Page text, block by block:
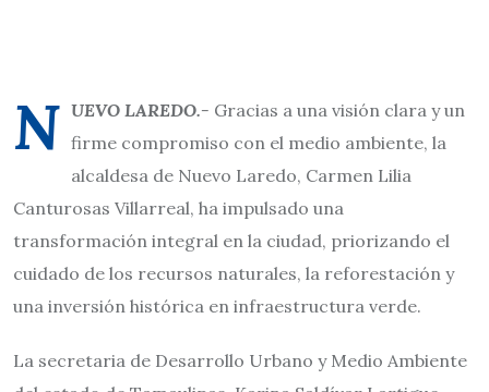
N UEVO LAREDO.- Gracias a una visión clara y un
firme compromiso con el medio ambiente, la
alcaldesa de Nuevo Laredo, Carmen Lilia
Canturosas Villarreal, ha impulsado una
transformación integral en la ciudad, priorizando el
cuidado de los recursos naturales, la reforestación y
una inversión histórica en infraestructura verde.
La secretaria de Desarrollo Urbano y Medio Ambiente